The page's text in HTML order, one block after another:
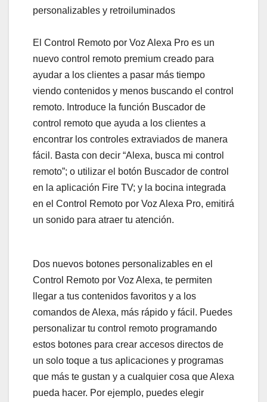
personalizables y retroiluminados
El Control Remoto por Voz Alexa Pro es un
nuevo control remoto premium creado para
ayudar a los clientes a pasar más tiempo
viendo contenidos y menos buscando el control
remoto. Introduce la función Buscador de
control remoto que ayuda a los clientes a
encontrar los controles extraviados de manera
fácil. Basta con decir “Alexa, busca mi control
remoto”; o utilizar el botón Buscador de control
en la aplicación Fire TV; y la bocina integrada
en el Control Remoto por Voz Alexa Pro, emitirá
un sonido para atraer tu atención.
Dos nuevos botones personalizables en el
Control Remoto por Voz Alexa, te permiten
llegar a tus contenidos favoritos y a los
comandos de Alexa, más rápido y fácil. Puedes
personalizar tu control remoto programando
estos botones para crear accesos directos de
un solo toque a tus aplicaciones y programas
que más te gustan y a cualquier cosa que Alexa
pueda hacer. Por ejemplo, puedes elegir